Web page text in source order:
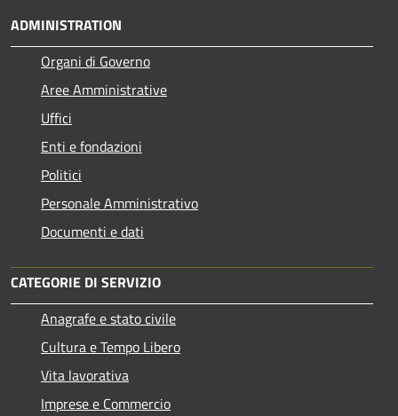
ADMINISTRATION
Organi di Governo
Aree Amministrative
Uffici
Enti e fondazioni
Politici
Personale Amministrativo
Documenti e dati
CATEGORIE DI SERVIZIO
Anagrafe e stato civile
Cultura e Tempo Libero
Vita lavorativa
Imprese e Commercio